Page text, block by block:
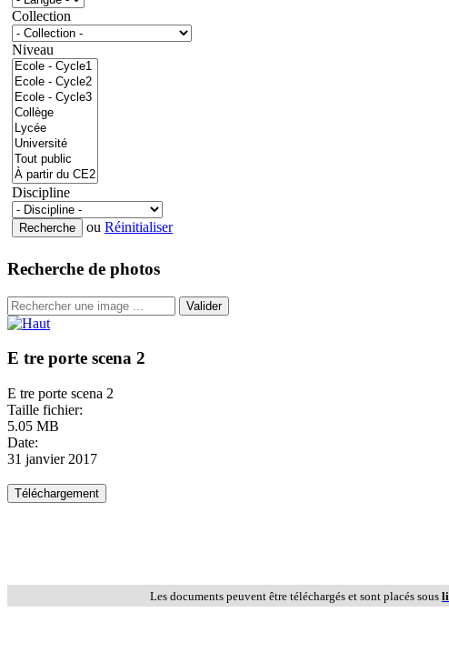
Collection
Niveau
Discipline
ou Réinitialiser
Recherche de photos
Valider
E tre porte scena 2
E tre porte scena 2
Taille fichier:
5.05 MB
Date:
31 janvier 2017
Les documents peuvent être téléchargés et sont placés sous